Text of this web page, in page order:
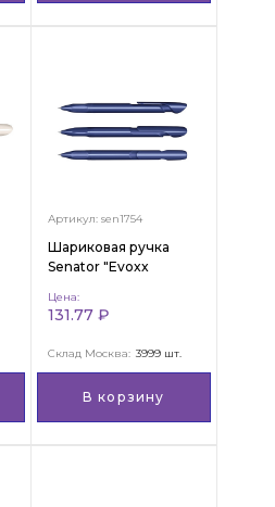
Артикул: sen1754
Шариковая ручка
Senator "Evoxx
Цена:
131.77 ₽
Склад Москва: 3999 шт.
В корзину